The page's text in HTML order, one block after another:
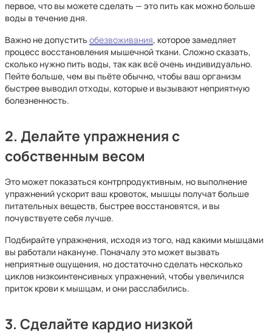
первое, что вы можете сделать — это пить как можно больше
воды в течение дня.
Важно не допустить обезвоживания, которое замедляет
процесс восстановления мышечной ткани. Сложно сказать,
сколько нужно пить воды, так как всё очень индивидуально.
Пейте больше, чем вы пьёте обычно, чтобы ваш организм
быстрее выводил отходы, которые и вызывают неприятную
болезненность.
2. Делайте упражнения с
собственным весом
Это может показаться контрпродуктивным, но выполнение
упражнений ускорит ваш кровоток, мышцы получат больше
питательных веществ, быстрее восстановятся, и вы
почувствуете себя лучше.
Подбирайте упражнения, исходя из того, над какими мышцами
вы работали накануне. Поначалу это может вызвать
неприятные ощущения, но достаточно сделать несколько
циклов низкоинтенсивных упражнений, чтобы увеличился
приток крови к мышцам, и они расслабились.
3. Сделайте кардио низкой